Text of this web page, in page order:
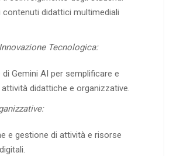
contenuti didattici multimediali
Tecnologica:
di Gemini AI per semplificare e
didattiche e organizzative.
e gestione di attività e risorse